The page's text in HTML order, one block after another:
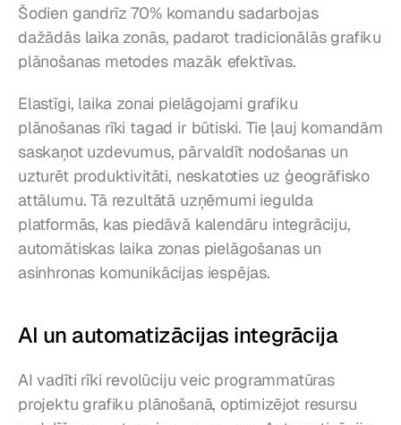
Šodien gandrīz 70% komandu sadarbojas
dažādās laika zonās, padarot tradicionālās grafiku
plānošanas metodes mazāk efektīvas.
Elastīgi, laika zonai pielāgojami grafiku
plānošanas rīki tagad ir būtiski. Tie ļauj komandām
saskaņot uzdevumus, pārvaldīt nodošanas un
uzturēt produktivitāti, neskatoties uz ģeogrāfisko
attālumu. Tā rezultātā uzņēmumi iegulda
platformās, kas piedāvā kalendāru integrāciju,
automātiskas laika zonas pielāgošanas un
asinhronas komunikācijas iespējas.
AI un automatizācijas integrācija
AI vadīti rīki revolūciju veic programmatūras
projektu grafiku plānošanā, optimizējot resursu